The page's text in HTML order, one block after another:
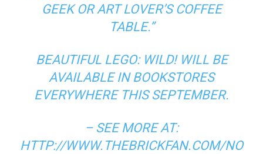
GEEK OR ART LOVER’S COFFEE
TABLE.”
BEAUTIFUL LEGO: WILD! WILL BE
AVAILABLE IN BOOKSTORES
EVERYWHERE THIS SEPTEMBER.
– SEE MORE AT:
HTTP://WWW.THEBRICKFAN.COM/NO